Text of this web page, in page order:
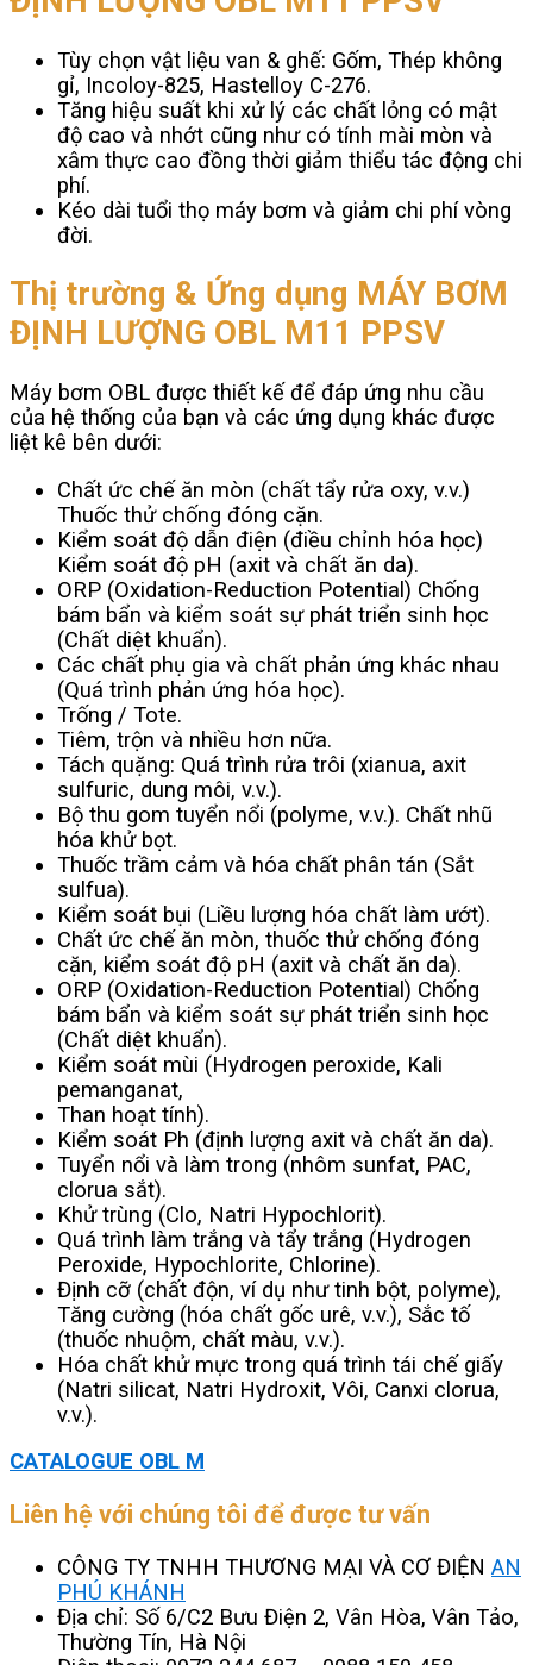
Tùy chọn vật liệu van & ghế: Gốm, Thép không
gỉ, Incoloy-825, Hastelloy C-276.
Tăng hiệu suất khi xử lý các chất lỏng có mật
độ cao và nhớt cũng như có tính mài mòn và
xâm thực cao đồng thời giảm thiểu tác động chi
phí.
Kéo dài tuổi thọ máy bơm và giảm chi phí vòng
đời.
Thị trường & Ứng dụng MÁY BƠM
ĐỊNH LƯỢNG OBL M11 PPSV
Máy bơm OBL được thiết kế để đáp ứng nhu cầu
của hệ thống của bạn và các ứng dụng khác được
liệt kê bên dưới:
Chất ức chế ăn mòn (chất tẩy rửa oxy, v.v.)
Thuốc thử chống đóng cặn.
Kiểm soát độ dẫn điện (điều chỉnh hóa học)
Kiểm soát độ pH (axit và chất ăn da).
ORP (Oxidation-Reduction Potential) Chống
bám bẩn và kiểm soát sự phát triển sinh học
(Chất diệt khuẩn).
Các chất phụ gia và chất phản ứng khác nhau
(Quá trình phản ứng hóa học).
Trống / Tote.
Tiêm, trộn và nhiều hơn nữa.
Tách quặng: Quá trình rửa trôi (xianua, axit
sulfuric, dung môi, v.v.).
Bộ thu gom tuyển nổi (polyme, v.v.). Chất nhũ
hóa khử bọt.
Thuốc trầm cảm và hóa chất phân tán (Sắt
sulfua).
Kiểm soát bụi (Liều lượng hóa chất làm ướt).
Chất ức chế ăn mòn, thuốc thử chống đóng
cặn, kiểm soát độ pH (axit và chất ăn da).
ORP (Oxidation-Reduction Potential) Chống
bám bẩn và kiểm soát sự phát triển sinh học
(Chất diệt khuẩn).
Kiểm soát mùi (Hydrogen peroxide, Kali
pemanganat,
Than hoạt tính).
Kiểm soát Ph (định lượng axit và chất ăn da).
Tuyển nổi và làm trong (nhôm sunfat, PAC,
clorua sắt).
Khử trùng (Clo, Natri Hypochlorit).
Quá trình làm trắng và tẩy trắng (Hydrogen
Peroxide, Hypochlorite, Chlorine).
Định cỡ (chất độn, ví dụ như tinh bột, polyme),
Tăng cường (hóa chất gốc urê, v.v.), Sắc tố
(thuốc nhuộm, chất màu, v.v.).
Hóa chất khử mực trong quá trình tái chế giấy
(Natri silicat, Natri Hydroxit, Vôi, Canxi clorua,
v.v.).
CATALOGUE OBL M
Liên hệ với chúng tôi để được tư vấn
CÔNG TY TNHH THƯƠNG MẠI VÀ CƠ ĐIỆN AN
PHÚ KHÁNH
Địa chỉ: Số 6/C2 Bưu Điện 2, Vân Hòa, Vân Tảo,
Thường Tín, Hà Nội